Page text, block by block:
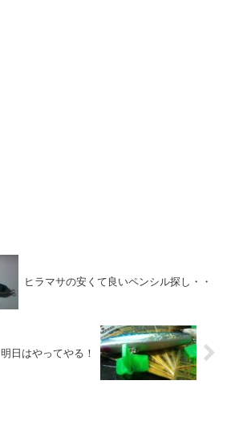
ヒラマサの安くて良いペンシル探し・・
明日はやってやる！